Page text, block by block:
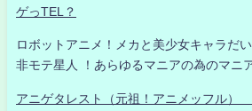
ゲっTEL？
ロボットアニメ！メカと美少女キャラだ
非モテ星人 ！あらゆるマニアの為のマニ
アニゲタレスト（元祖！アニメッフル）